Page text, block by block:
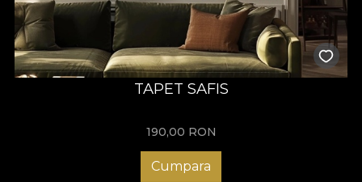
TAPET SAFIS
190,00 RON
Cumpara